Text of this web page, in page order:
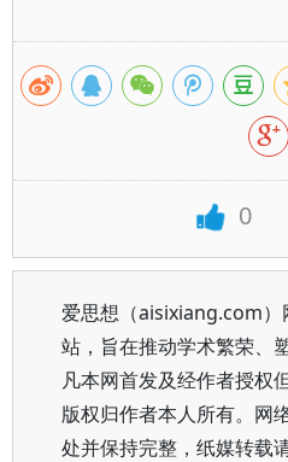
0
爱思想（aisixiang.com）
站，旨在推动学术繁荣、
凡本网首发及经作者授权
版权归作者本人所有。网
处并保持完整，纸媒转载